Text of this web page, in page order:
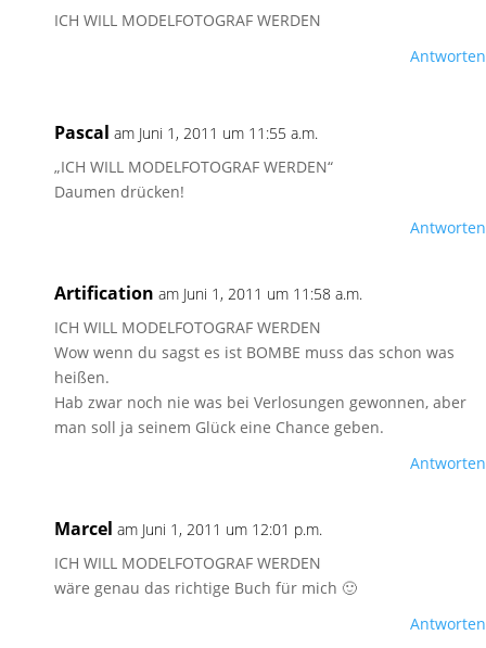
ICH WILL MODELFOTOGRAF WERDEN
Antworten
Pascal am Juni 1, 2011 um 11:55 a.m.
„ICH WILL MODELFOTOGRAF WERDEN“
Daumen drücken!
Antworten
Artification am Juni 1, 2011 um 11:58 a.m.
ICH WILL MODELFOTOGRAF WERDEN
Wow wenn du sagst es ist BOMBE muss das schon was
heißen.
Hab zwar noch nie was bei Verlosungen gewonnen, aber
man soll ja seinem Glück eine Chance geben.
Antworten
Marcel am Juni 1, 2011 um 12:01 p.m.
ICH WILL MODELFOTOGRAF WERDEN
wäre genau das richtige Buch für mich 🙂
Antworten